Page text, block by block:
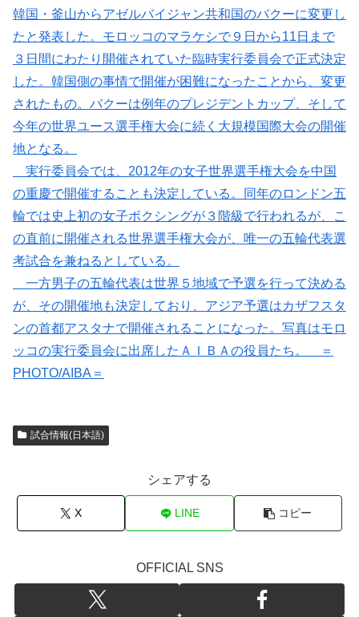
韓国・釜山からアゼルバイジャン共和国のバクーに変更し
たと発表した。モロッコのマラケシで９日から11日まで
３日間にわたり開催されていた臨時実行委員会で正式決定
した。韓国側の事情で開催が困難になったことから、変更
されたもの。バクーは例年のプレジデントカップ、そして
今年の世界ユース選手権大会に続く大規模国際大会の開催
地となる。
実行委員会では、2012年の女子世界選手権大会を中国
の重慶で開催することも決定している。同年のロンドン五
輪では史上初の女子ボクシングが３階級で行われるが、こ
の直前に開催される世界選手権大会が、唯一の五輪代表選
考試合を兼ねるとしている。
一方男子の五輪代表は世界５地域で予選を行って決める
が、その開催地も決定しており、アジア予選はカザフスタ
ンの首都アスタナで開催されることになった。写真はモロ
ッコの実行委員会に出席したＡＩＢＡの役員たち。 ＝
PHOTO/AIBA＝
試合情報(日本語)
シェアする
X LINE コピー
OFFICIAL SNS